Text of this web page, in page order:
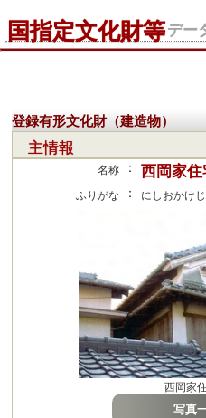
国指定文化財等デー
登録有形文化財（建造物）
主情報
名称 ： 西岡家
ふりがな ： にしおかけ
西岡家
写真